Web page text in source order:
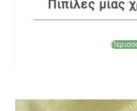
Πιπίλες μίας